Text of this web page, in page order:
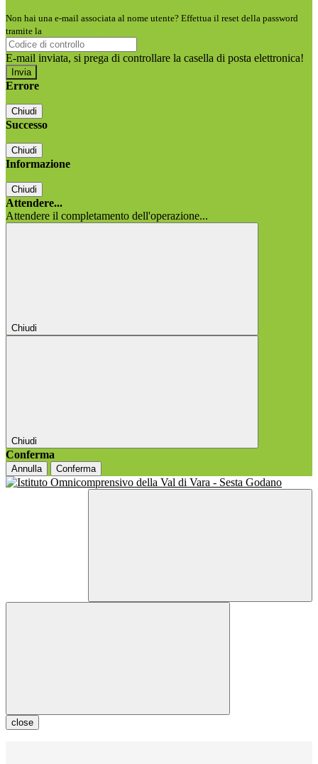
Non hai una e-mail associata al nome utente? Effettua il reset della password
tramite la
E-mail inviata, si prega di controllare la casella di posta elettronica!
Errore
Chiudi
Successo
Chiudi
Informazione
Chiudi
Attendere...
Attendere il completamento dell'operazione...
Chiudi
Chiudi
Conferma
Annulla Conferma
close